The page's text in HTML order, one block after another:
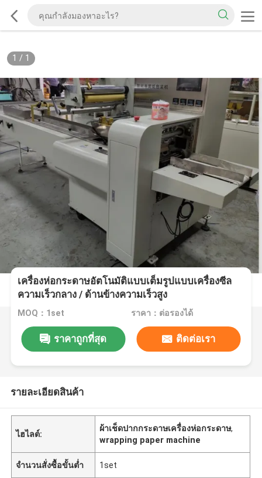
1 / 1
เครื่องห่อกระดาษอัตโนมัติแบบเต็มรูปแบบเครื่องซีล
ความเร็วกลาง / ด้านข้างความเร็วสูง
MOQ：1set ราคา：ต่อรองได้
ราคาถูกที่สุด ติดต่อเรา
รายละเอียดสินค้า
ไฮไลต์:
ผ้าเช็ดปากกระดาษเครื่องห่อกระดาษ,
wrapping paper machine
จำนวนสั่งซื้อขั้นต่ำ 1set